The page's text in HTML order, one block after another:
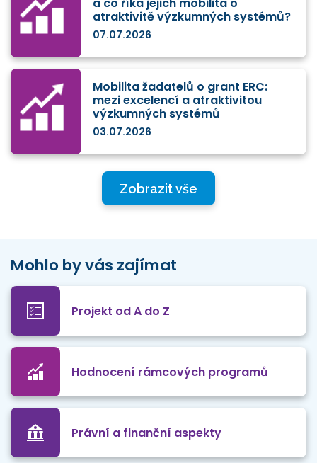
a co říká jejich mobilita o
atraktivitě výzkumných systémů?
07.07.2026
Mobilita žadatelů o grant ERC:
mezi excelencí a atraktivitou
výzkumných systémů
03.07.2026
Zobrazit vše
Mohlo by vás zajímat
Projekt od A do Z
Hodnocení rámcových programů
Právní a finanční aspekty